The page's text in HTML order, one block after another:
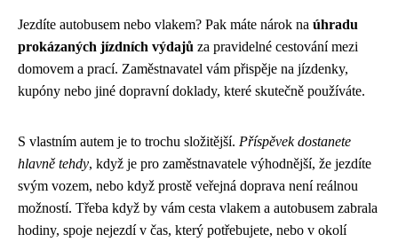
Jezdíte autobusem nebo vlakem? Pak máte nárok na úhradu
prokázaných jízdních výdajů za pravidelné cestování mezi
domovem a prací. Zaměstnavatel vám přispěje na jízdenky,
kupóny nebo jiné dopravní doklady, které skutečně používáte.
S vlastním autem je to trochu složitější. Příspěvek dostanete
hlavně tehdy, když je pro zaměstnavatele výhodnější, že jezdíte
svým vozem, nebo když prostě veřejná doprava není reálnou
možností. Třeba když by vám cesta vlakem a autobusem zabrala
hodiny, spoje nejezdí v čas, který potřebujete, nebo v okolí